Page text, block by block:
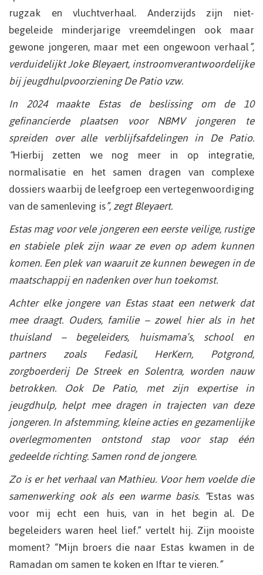
rugzak en vluchtverhaal. Anderzijds zijn niet-
begeleide minderjarige vreemdelingen ook maar
gewone jongeren, maar met een ongewoon verhaal”,
verduidelijkt Joke Bleyaert, instroomverantwoordelijke
bij jeugdhulpvoorziening De Patio vzw.
In 2024 maakte Estas de beslissing om de 10
gefinancierde plaatsen voor NBMV jongeren te
spreiden over alle verblijfsafdelingen in De Patio.
“Hierbij zetten we nog meer in op integratie,
normalisatie en het samen dragen van complexe
dossiers waarbij de leefgroep een vertegenwoordiging
van de samenleving is”, zegt Bleyaert.
Estas mag voor vele jongeren een eerste veilige, rustige
en stabiele plek zijn waar ze even op adem kunnen
komen. Een plek van waaruit ze kunnen bewegen in de
maatschappij en nadenken over hun toekomst.
Achter elke jongere van Estas staat een netwerk dat
mee draagt. Ouders, familie – zowel hier als in het
thuisland – begeleiders, huismama’s, school en
partners zoals Fedasil, HerKern, Potgrond,
zorgboerderij De Streek en Solentra, worden nauw
betrokken. Ook De Patio, met zijn expertise in
jeugdhulp, helpt mee dragen in trajecten van deze
jongeren. In afstemming, kleine acties en gezamenlijke
overlegmomenten ontstond stap voor stap één
gedeelde richting. Samen rond de jongere.
Zo is er het verhaal van Mathieu. Voor hem voelde die
samenwerking ook als een warme basis. “Estas was
voor mij echt een huis, van in het begin al. De
begeleiders waren heel lief.” vertelt hij. Zijn mooiste
moment? “Mijn broers die naar Estas kwamen in de
Ramadan om samen te koken en Iftar te vieren.”